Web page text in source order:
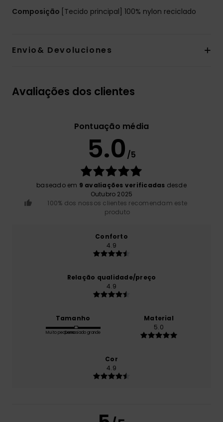
Composição [Tecido principal] 100% nylon reciclado
Envio& Devoluciones
Avaliações dos clientes
Pontuação média
5.0 /5
baseado em 9 avaliações verificadas desde
Outubro 2025
100% dos nossos clientes recomendam este
produto
Conforto
4.9
Relação qualidade/preço
4.9
Tamanho
Muito pequenoDemasiado grande
Material
5.0
Cor
4.9